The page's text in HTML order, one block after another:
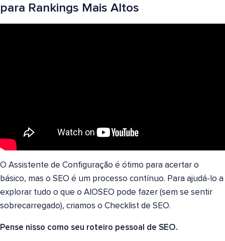
para Rankings Mais Altos
O Assistente de Configuração é ótimo para acertar o
básico, mas o SEO é um processo contínuo. Para ajudá-lo a
explorar tudo o que o AIOSEO pode fazer (sem se sentir
sobrecarregado), criamos o Checklist de SEO.
Pense nisso como seu roteiro pessoal de SEO.